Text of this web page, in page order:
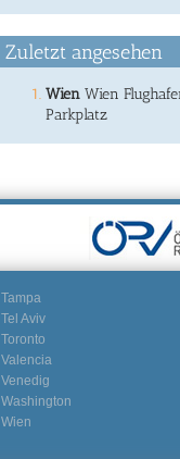
Zuletzt angesehen
Wien Wien
Parkplatz
Tampa
Tel Aviv
Toronto
Valencia
Venedig
Washington
Wien